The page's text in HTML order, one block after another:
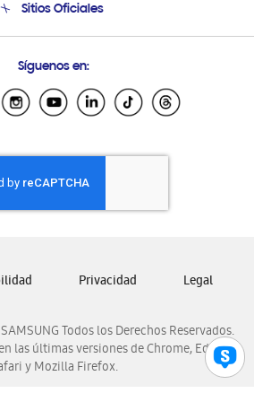
Soporte vía eMail
Sitios Oficiales
Samsung Ecuador
El Salvador
Honduras
Nicaragua
Samsung Panamá
Venezuela
Síguenos en:
Todos los Derechos Reservados.
las últimas versiones de Chrome, Edge,
y Mozilla Firefox.
Privacidad Legal